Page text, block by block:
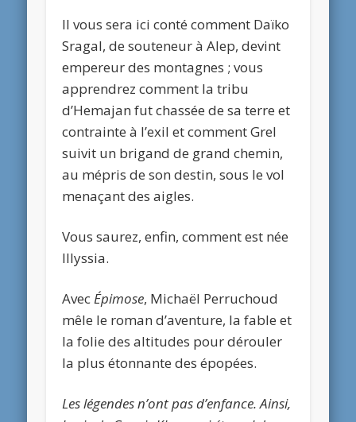
Il vous sera ici conté comment Daïko
Sragal, de souteneur à Alep, devint
empereur des montagnes ; vous
apprendrez comment la tribu
d’Hemajan fut chassée de sa terre et
contrainte à l’exil et comment Grel
suivit un brigand de grand chemin,
au mépris de son destin, sous le vol
menaçant des aigles.
Vous saurez, enfin, comment est née
Illyssia.
AvecÉpimose, Michaël Perruchoud
mêle le roman d’aventure, la fable et
la folie des altitudes pour dérouler
la plus étonnante des épopées.
Les légendes n’ont pas d’enfance. Ainsi,